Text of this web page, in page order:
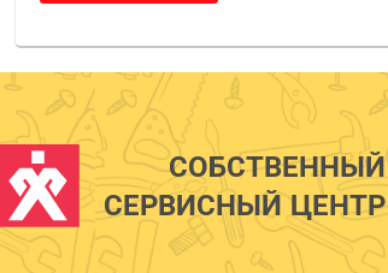
СОБСТВЕННЫЙ
СЕРВИСНЫЙ ЦЕНТР